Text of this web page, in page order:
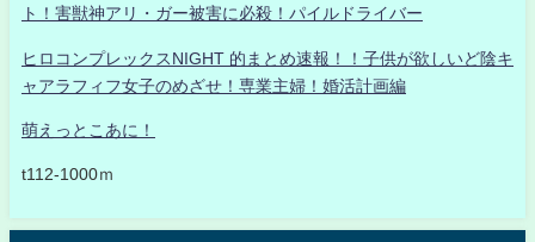
ト！害獣神アリ・ガー被害に必殺！パイルドライバー
ヒロコンプレックスNIGHT 的まとめ速報！！子供が欲しいど陰キ
ャアラフィフ女子のめざせ！専業主婦！婚活計画編
萌えっとこあに！
t112-1000ｍ